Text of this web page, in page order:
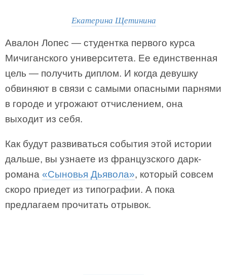
Екатерина Щетинина
Авалон Лопес — студентка первого курса
Мичиганского университета. Ее единственная
цель — получить диплом. И когда девушку
обвиняют в связи с самыми опасными парнями
в городе и угрожают отчислением, она
выходит из себя.
Как будут развиваться события этой истории
дальше, вы узнаете из французского дарк-
романа «Сыновья Дьявола», который совсем
скоро приедет из типографии. А пока
предлагаем прочитать отрывок.